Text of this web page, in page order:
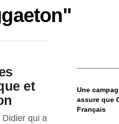
et
qui a
Une
assure que
Français